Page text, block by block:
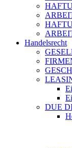
Handelsrecht
DUE